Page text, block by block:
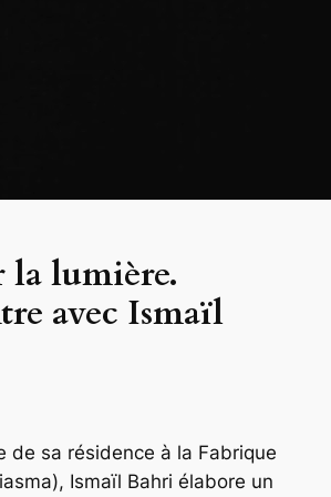
la lumière.
avec Ismaïl
de sa résidence à la Fabrique
Ismaïl Bahri élabore un